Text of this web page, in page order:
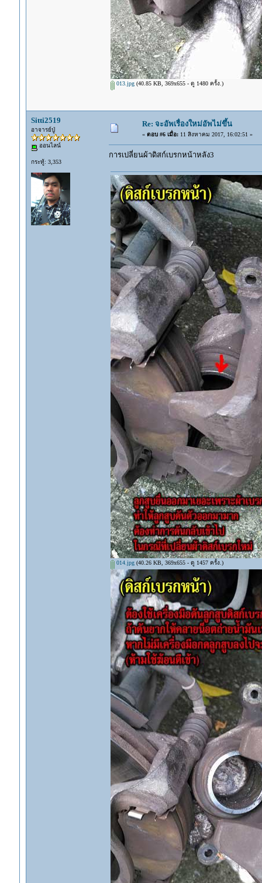
013.jpg(40.85 KB, 369x655 - ดู 1480 ครั้ง.)
Sitti2519
อาจารย์ปู่
ออนไลน์
กระทู้: 3,353
Re: จะอัพเรื่องใหม่อัพไม่ขึ้น
« ตอบ #6 เมื่อ:11 สิงหาคม 2017, 16:02:51 »
การเปลี่ยนผ้าดิสก์เบรกหน้าหลัง3
014.jpg(40.26 KB, 369x655 - ดู 1457 ครั้ง.)